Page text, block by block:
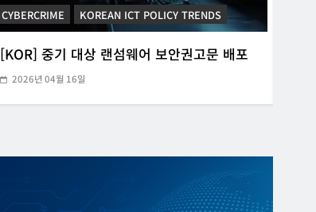
CYBERCRIME KOREAN ICT POLICY TRENDS
[KOR] 중기 대상 랜섬웨어 보안권고문 배포
2026년 04월 16일